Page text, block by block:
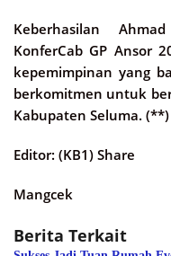
Keberhasilan
KonferCab GP Ansor
kepemimpinan yang
berkomitmen untuk
Kabupaten Seluma. (**)
Editor: (KB1) Share
Mangcek
Berita Terkait